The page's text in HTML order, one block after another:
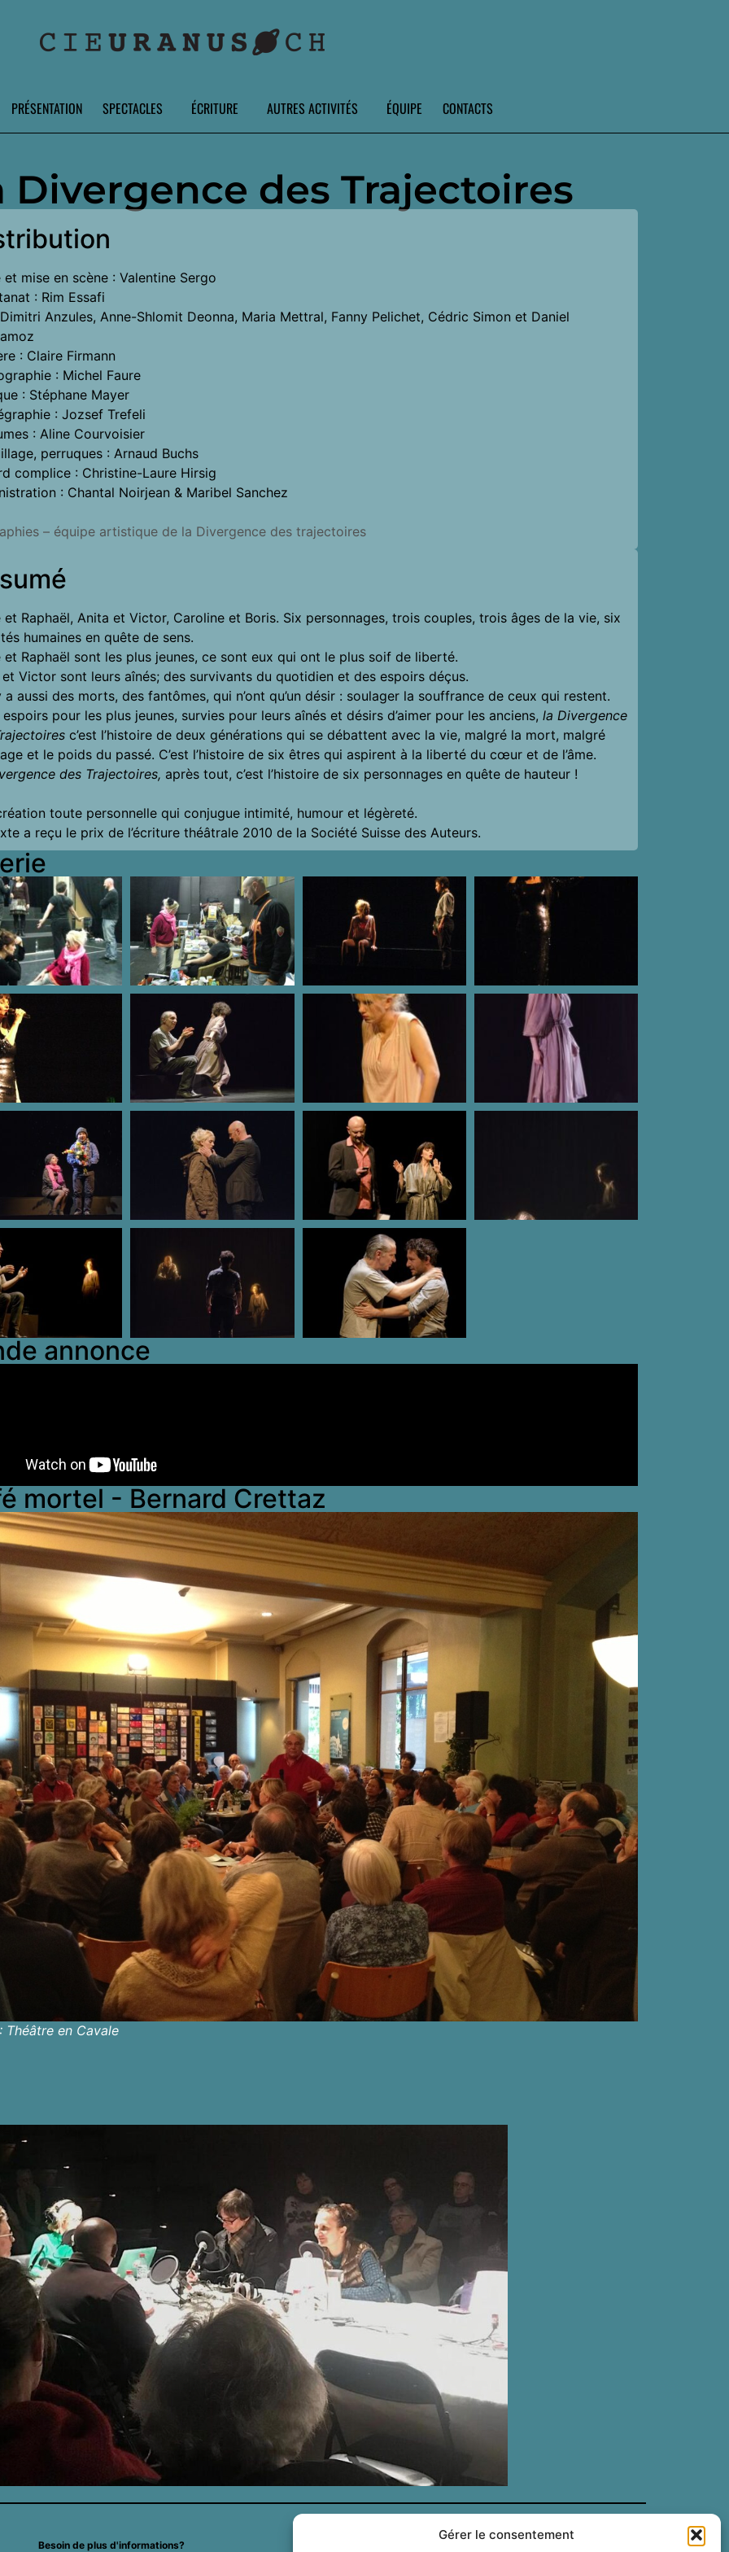
Gérer le consentement
PRÉSENTATION SPECTACLES ÉCRITURE AUTRES ACTIVITÉS ÉQUIPE CONTACTS
Divergence des Trajectoires
et mise en scène : Valentine Sergo
: Rim Essafi
Anzules, Anne-Shlomit Deonna, Maria Mettral, Fanny Pelichet, Cédric Simon et Daniel
: Claire Firmann
: Michel Faure
: Stéphane Mayer
: Jozsef Trefeli
: Aline Courvoisier
perruques : Arnaud Buchs
complice : Christine-Laure Hirsig
: Chantal Noirjean & Maribel Sanchez
– équipe artistique de la Divergence des trajectoires
et Raphaël, Anita et Victor, Caroline et Boris. Six personnages, trois couples, trois âges de la vie, six
humaines en quête de sens.
et Raphaël sont les plus jeunes, ce sont eux qui ont le plus soif de liberté.
Victor sont leurs aînés; des survivants du quotidien et des espoirs déçus.
a aussi des morts, des fantômes, qui n’ont qu’un désir : soulager la souffrance de ceux qui restent.
pour les plus jeunes, survies pour leurs aînés et désirs d’aimer pour les anciens, la Divergence
c’est l’histoire de deux générations qui se débattent avec la vie, malgré la mort, malgré
et le poids du passé. C’est l’histoire de six êtres qui aspirent à la liberté du cœur et de l’âme.
des Trajectoires, après tout, c’est l’histoire de six personnages en quête de hauteur !
toute personnelle qui conjugue intimité, humour et légèreté.
a reçu le prix de l’écriture théâtrale 2010 de la Société Suisse des Auteurs.
annonce
mortel - Bernard Crettaz
Théâtre en Cavale
​Besoin de plus d'informations?